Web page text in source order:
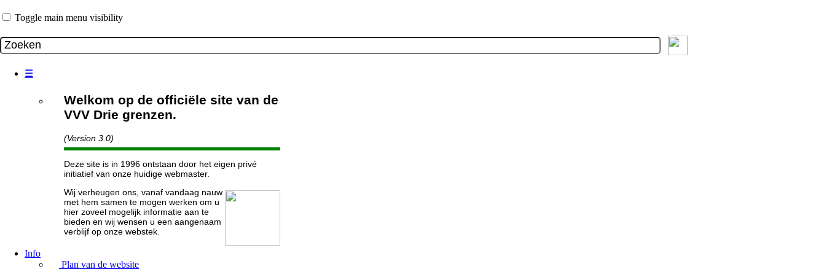
Toggle main menu visibility
☰
Welkom op de officiële site van de
VVV Drie grenzen.
(Version 3.0)
Deze site is in 1996 ontstaan door het eigen privé
initiatief van onze huidige webmaster.
Wij verheugen ons, vanaf vandaag nauw
met hem samen te mogen werken om u
hier zoveel mogelijk informatie aan te
bieden en wij wensen u een aangenaam
verblijf op onze webstek.
Info
Plan van de website